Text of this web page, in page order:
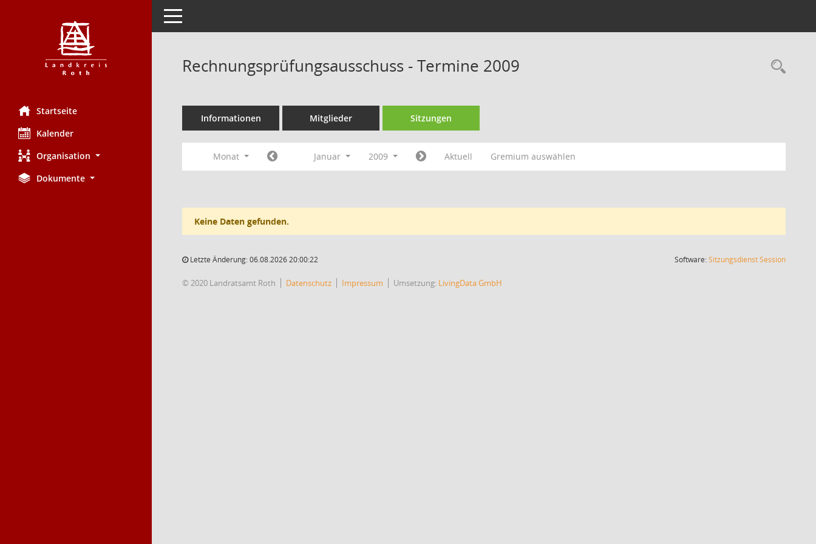
Startseite
Kalender
Organisation
Dokumente
Toggle navigation
Rechnungsprüfungsausschuss - Termine 2009
Informationen Mitglieder Sitzungen
Monat Januar 2009 Aktuell Gremium auswählen
Keine Daten gefunden.
Letzte Änderung: 06.08.2026 20:00:22 Software:SitzungsdienstSession(Wird in
© 2020 Landratsamt Roth Datenschutz Impressum Umsetzung: LivingData GmbH